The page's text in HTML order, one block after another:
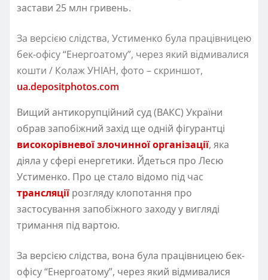
застави 25 млн гривень.
За версією слідства, Устименко була працівницею
бек-офісу “Енергоатому”, через який відмивалися
кошти / Колаж УНІАН, фото – скриншот,
ua.depositphotos.com
Вищий антикорупційний суд (ВАКС) України
обрав запобіжний захід ще одній фігурантці
високорівневої злочинної організації, яка
діяла у сфері енергетики. Йдеться про Лесю
Устименко. Про це стало відомо під час
трансляції розгляду клопотання про
застосування запобіжного заходу у вигляді
тримання під вартою.
За версією слідства, вона була працівницею бек-
офісу “Енергоатому”, через який відмивалися